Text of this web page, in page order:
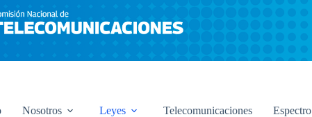
Nosotros Leyes Telecomunicaciones Espectro
Marco Legal